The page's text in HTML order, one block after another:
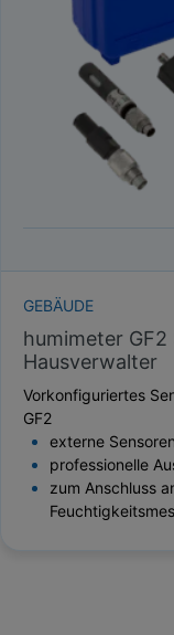
GEBÄUDE
humimeter
Hausverwalter
Vorkonfiguriertes
GF2
externe
professionelle
zum Anschluss